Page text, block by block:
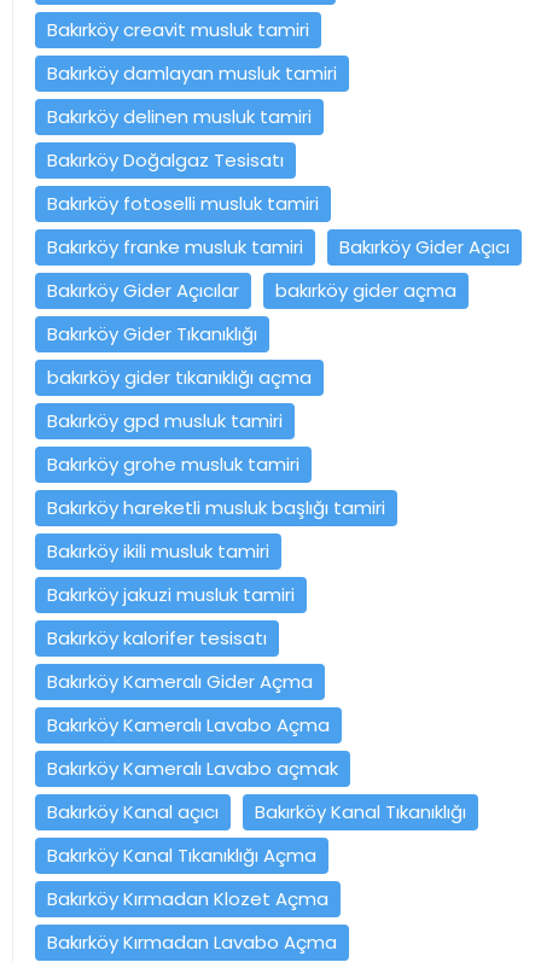
Bakırköy creavit musluk tamiri
Bakırköy damlayan musluk tamiri
Bakırköy delinen musluk tamiri
Bakırköy Doğalgaz Tesisatı
Bakırköy fotoselli musluk tamiri
Bakırköy franke musluk tamiri
Bakırköy Gider Açıcı
Bakırköy Gider Açıcılar
bakırköy gider açma
Bakırköy Gider Tıkanıklığı
bakırköy gider tıkanıklığı açma
Bakırköy gpd musluk tamiri
Bakırköy grohe musluk tamiri
Bakırköy hareketli musluk başlığı tamiri
Bakırköy ikili musluk tamiri
Bakırköy jakuzi musluk tamiri
Bakırköy kalorifer tesisatı
Bakırköy Kameralı Gider Açma
Bakırköy Kameralı Lavabo Açma
Bakırköy Kameralı Lavabo açmak
Bakırköy Kanal açıcı
Bakırköy Kanal Tıkanıklığı
Bakırköy Kanal Tıkanıklığı Açma
Bakırköy Kırmadan Klozet Açma
Bakırköy Kırmadan Lavabo Açma